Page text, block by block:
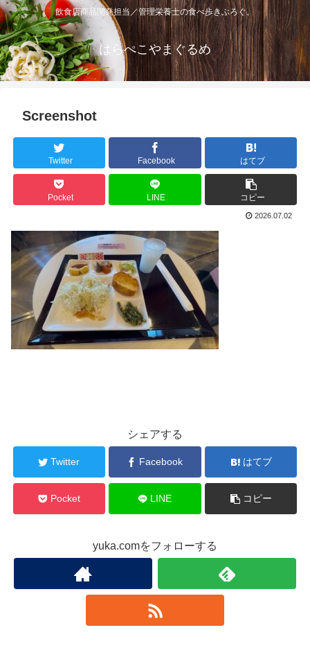
飲食店商品開発担当／管理栄養士の食べ歩きぶろぐ。
はらぺこやまぐるめ
Screenshot
Twitter Facebook はてブ
Pocket LINE コピー
2026.07.02
シェアする
Twitter Facebook はてブ
Pocket LINE コピー
yuka.comをフォローする